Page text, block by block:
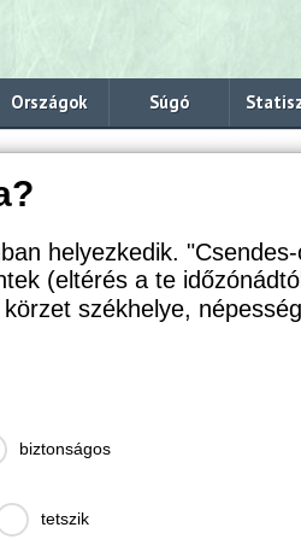
Országok Súgó
helyezkedik.
(eltérés a te
székhelye,
biztonságos
tetszik